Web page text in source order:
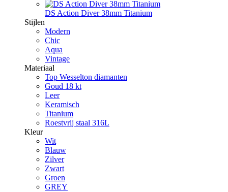
DS Action Diver 38mm Titanium
Stijlen
Modern
Chic
Aqua
Vintage
Materiaal
Top Wesselton diamanten
Goud 18 kt
Leer
Keramisch
Titanium
Roestvrij staal 316L
Kleur
Wit
Blauw
Zilver
Zwart
Groen
GREY